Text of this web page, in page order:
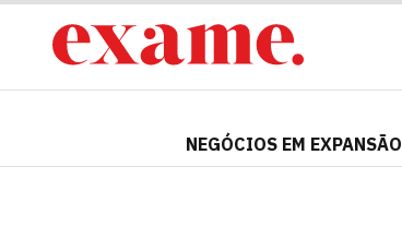
NEGÓCIOS EM EXPANSÃO